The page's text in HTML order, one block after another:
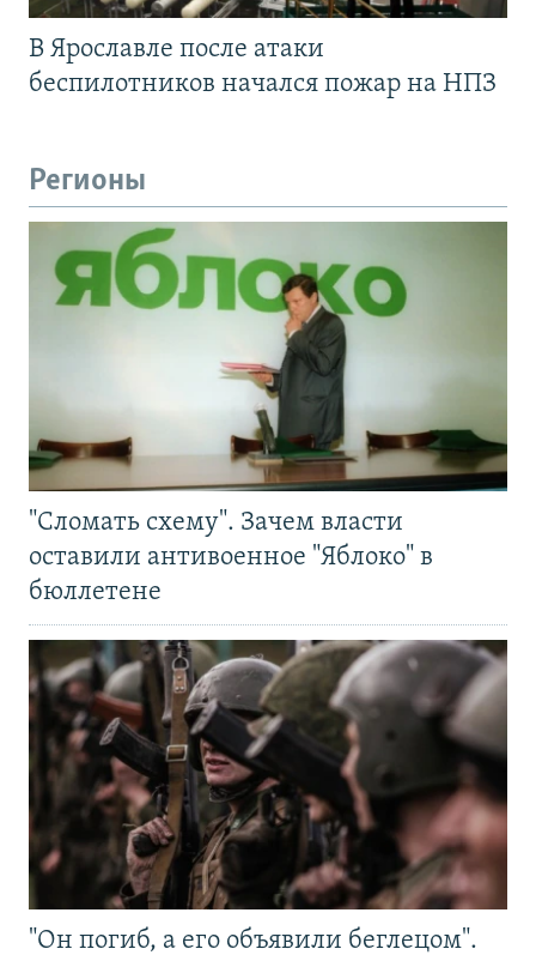
В Ярославле после атаки
беспилотников начался пожар на НПЗ
Регионы
"Сломать схему". Зачем власти
оставили антивоенное "Яблоко" в
бюллетене
"Он погиб, а его объявили беглецом".